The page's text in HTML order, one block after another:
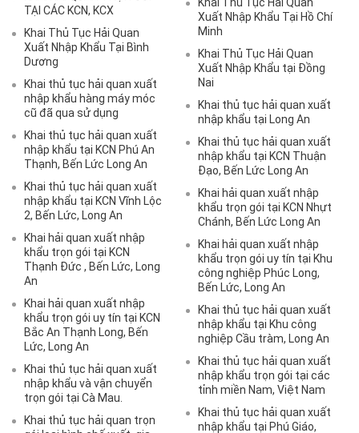
TẠI CÁC KCN, KCX
Xuất Nhập Khẩu Tại Hồ Chí
Minh
Khai Thủ Tục Hải Quan
Xuất Nhập Khẩu Tại Bình
Dương
Khai Thủ Tục Hải Quan
Xuất Nhập Khẩu tại Đồng
Nai
Khai thủ tục hải quan xuất
nhập khẩu hàng máy móc
cũ đã qua sử dụng
Khai thủ tục hải quan xuất
nhập khẩu tại Long An
Khai thủ tục hải quan xuất
nhập khẩu tại KCN Phú An
Thạnh, Bến Lức Long An
Khai thủ tục hải quan xuất
nhập khẩu tại KCN Thuận
Đạo, Bến Lức Long An
Khai thủ tục hải quan xuất
nhập khẩu tại KCN Vĩnh Lộc
2, Bến Lức, Long An
Khai hải quan xuất nhập
khẩu trọn gói tại KCN Nhựt
Chánh, Bến Lức Long An
Khai hải quan xuất nhập
khẩu trọn gói tại KCN
Thạnh Đức , Bến Lức, Long
An
Khai hải quan xuất nhập
khẩu trọn gói uy tín tại Khu
công nghiệp Phúc Long,
Bến Lức, Long An
Khai hải quan xuất nhập
khẩu trọn gói uy tín tại KCN
Bắc An Thạnh Long, Bến
Lức, Long An
Khai thủ tục hải quan xuất
nhập khẩu tại Khu công
nghiệp Cầu tràm, Long An
Khai thủ tục hải quan xuất
nhập khẩu trọn gói tại các
tỉnh miền Nam, Việt Nam
Khai thủ tục hải quan xuất
nhập khẩu và vận chuyển
trọn gói tại Cà Mau.
Khai thủ tục hải quan xuất
nhập khẩu tại Phú Giáo,
Khai thủ tục hải quan trọn